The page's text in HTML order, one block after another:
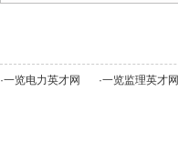
·一览电力英才网 ·一览监理英才网